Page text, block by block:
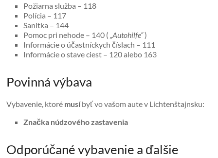
Požiarna služba – 118
Polícia – 117
Sanitka – 144
Pomoc pri nehode – 140 („Autohilfe“)
Informácie o účastníckych číslach – 111
Informácie o stave ciest – 120 alebo 163
Povinná výbava
Vybavenie, ktoré musíbyť vo vašom aute v Lichtenštajnsku:
Značka núdzového zastavenia
Odporúčané vybavenie a ďalšie